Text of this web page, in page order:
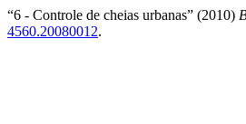
“6 - Controle de cheias urbanas” (2010)
4560.20080012.